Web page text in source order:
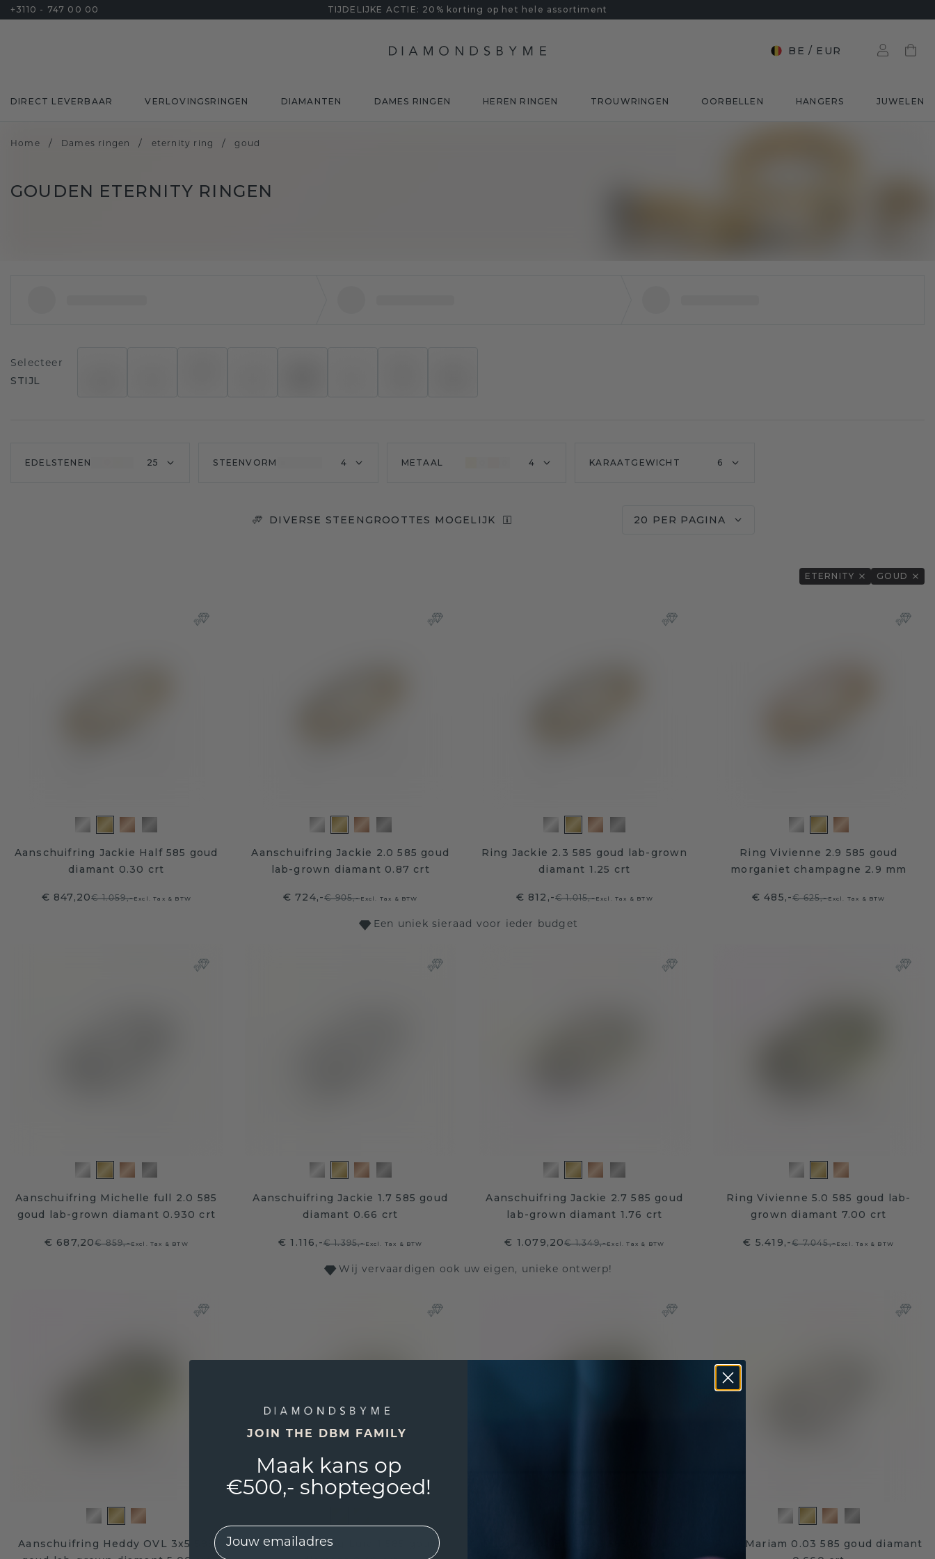
+3110 - 747 00 00 TIJDELIJKE ACTIE: 20% korting op het hele assortiment
BE / EUR
DIRECT LEVERBAAR VERLOVINGSRINGEN DIAMANTEN DAMES RINGEN HEREN RINGEN TROUWRINGEN OORBELLEN HANGERS JUWELEN
Home / Dames ringen / eternity ring / goud
GOUDEN ETERNITY RINGEN
Selecteer
STIJL
EDELSTENEN 25 STEENVORM 4 METAAL 4 KARAATGEWICHT 6
DIVERSE STEENGROOTTES MOGELIJK 20 PER PAGINA
ETERNITY GOUD
Aanschuifring Jackie Half 585 goud
diamant 0.30 crt
€ 847,20€ 1.059,-Excl. Tax & BTW
Aanschuifring Jackie 2.0 585 goud
lab-grown diamant 0.87 crt
€ 724,-€ 905,-Excl. Tax & BTW
Ring Jackie 2.3 585 goud lab-grown
diamant 1.25 crt
€ 812,-€ 1.015,-Excl. Tax & BTW
Ring Vivienne 2.9 585 goud
morganiet champagne 2.9 mm
€ 485,-€ 625,-Excl. Tax & BTW
Een uniek sieraad voor ieder budget
Aanschuifring Michelle full 2.0 585
goud lab-grown diamant 0.930 crt
€ 687,20€ 859,-Excl. Tax & BTW
Aanschuifring Jackie 1.7 585 goud
diamant 0.66 crt
€ 1.116,-€ 1.395,-Excl. Tax & BTW
Aanschuifring Jackie 2.7 585 goud
lab-grown diamant 1.76 crt
€ 1.079,20€ 1.349,-Excl. Tax & BTW
Ring Vivienne 5.0 585 goud lab-
grown diamant 7.00 crt
€ 5.419,-€ 7.045,-Excl. Tax & BTW
Wij vervaardigen ook uw eigen, unieke ontwerp!
Aanschuifring Heddy OVL 3x5 585
Aanschuifring Lura 1 585 goud
Ring Mariam 0.03 585 goud diamant
JOIN THE DBM FAMILY
Maak kans op
€500,- shoptegoed!
EMail